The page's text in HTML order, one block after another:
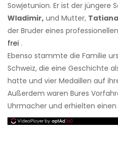
Sowjetunion. Er ist der jüngere
Wladimir, und Mutter,
der Bruder eines
frei .
Ebenso stammte die Familie
Schweiz, die eine Geschichte
hatte und vier Medaillen auf
Außerdem waren Bures
Uhrmacher und erhielten einen